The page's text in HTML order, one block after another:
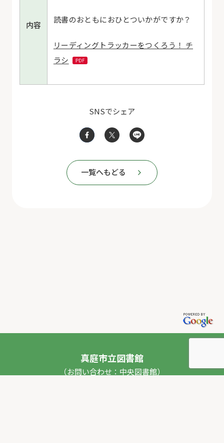
内容
読書のおともにおひとついかがですか？
リーディングトラッカーをつくろう！ チ
ラシ
SNSでシェア
一覧へもどる
真庭市立図書館
（お問い合わせ：中央図書館）